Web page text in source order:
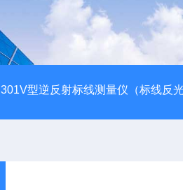
301V型逆反射标线测量仪（标线反